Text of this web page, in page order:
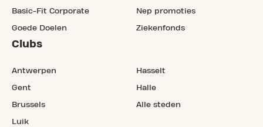
Basic-Fit Corporate
Goede Doelen
Nep promoties
Ziekenfonds
Clubs
Antwerpen
Gent
Brussels
Luik
Hasselt
Halle
Alle steden